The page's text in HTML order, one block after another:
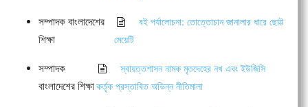
সম্পাদক বাংলাদেশের
শিক্ষা
বই পর্যালোচনা: তোত্তোচান জানালার ধারে ছোট্ট
মেয়েটি
সম্পাদক
বাংলাদেশের শিক্ষা
স্বায়ত্তশাসন নামক মৃতদেহের নখ এবং ইউজিসি
কর্তৃক প্রস্তাবিত অভিন্ন নীতিমালা